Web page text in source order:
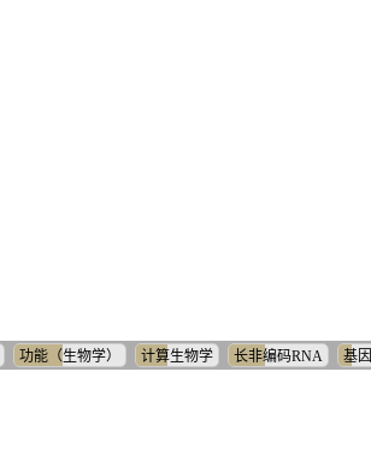
功能（生物学） 计算生物学 长非编码RNA 基因